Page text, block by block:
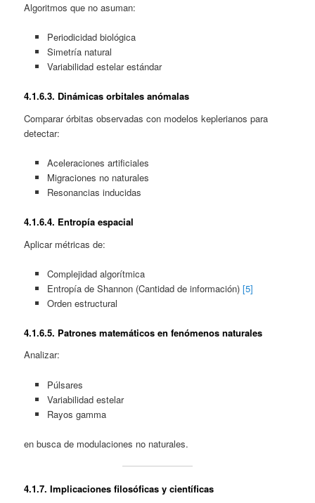
Algoritmos que no asuman:
Periodicidad biológica
Simetría natural
Variabilidad estelar estándar
4.1.6.3. Dinámicas orbitales anómalas
Comparar órbitas observadas con modelos keplerianos para
detectar:
Aceleraciones artificiales
Migraciones no naturales
Resonancias inducidas
4.1.6.4. Entropía espacial
Aplicar métricas de:
Complejidad algorítmica
Entropía de Shannon (Cantidad de información) [5]
Orden estructural
4.1.6.5. Patrones matemáticos en fenómenos naturales
Analizar:
Púlsares
Variabilidad estelar
Rayos gamma
en busca de modulaciones no naturales.
4.1.7. Implicaciones filosóficas y científicas